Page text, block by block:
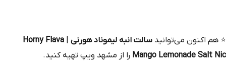
⭐ هم‌ اکنون می‌توانید سالت انبه لیموناد هورنی
Horny Flava
Mango Lemonade Salt Nic را از مشهد ویپ تهیه کنید.